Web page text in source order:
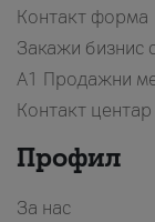
Контакт форма
Закажи бизнис
A1 Продажни
Контакт центар
Профил
За нас